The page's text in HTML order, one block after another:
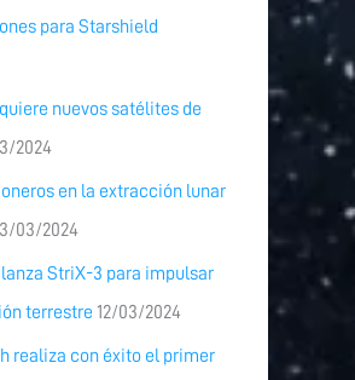
para Starshield
nuevos satélites de
2024
en la extracción lunar
03/2024
StriX-3 para impulsar
terrestre 12/03/2024
realiza con éxito el primer